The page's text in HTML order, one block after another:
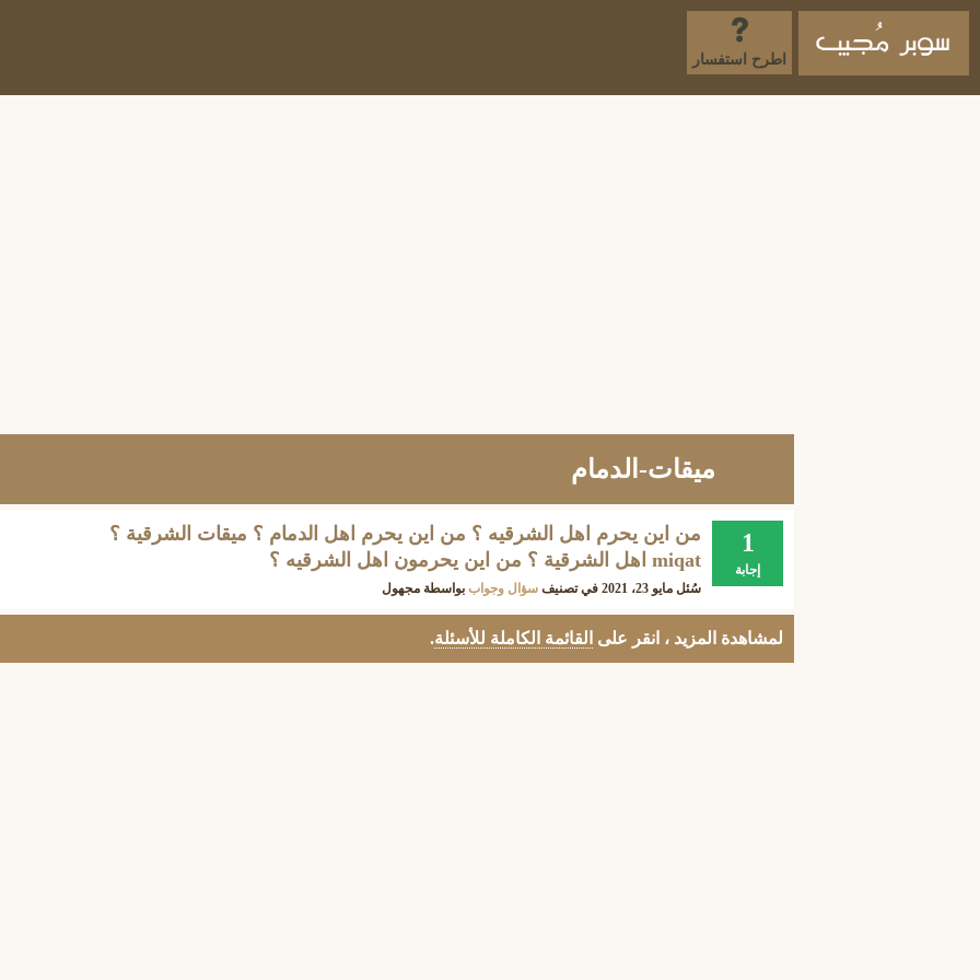
اطرح استفسار
ميقات-الدمام
1
إجابة
من اين يحرم اهل الشرقيه ؟ من اين يحرم اهل الدمام ؟ ميقات الشرقية ؟
miqat اهل الشرقية ؟ من اين يحرمون اهل الشرقيه ؟
سُئل مايو 23، 2021 في تصنيف سؤال وجواب بواسطة مجهول
لمشاهدة المزيد ، انقر على القائمة الكاملة للأسئلة.